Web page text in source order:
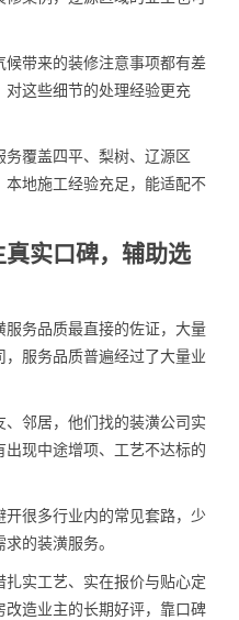
带来的装修注意事项都有差
这些细节的处理经验更充
覆盖四平、梨树、辽源区
地施工经验充足，能适配不
实口碑，辅助选
务品质最直接的佐证，大量
服务品质普遍经过了大量业
邻居，他们找的装潢公司实
现中途增项、工艺不达标的
很多行业内的常见套路，少
的装潢服务。
实工艺、实在报价与贴心定
造业主的长期好评，靠口碑